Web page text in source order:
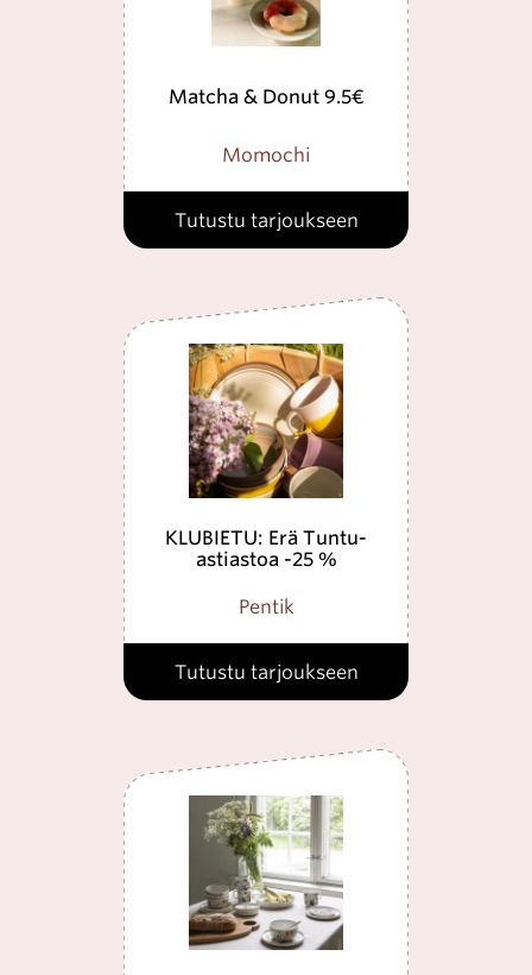
Matcha & Donut 9.5€
Momochi
Tutustu tarjoukseen
KLUBIETU: Erä Tuntu-
astiastoa -25 %
Pentik
Tutustu tarjoukseen